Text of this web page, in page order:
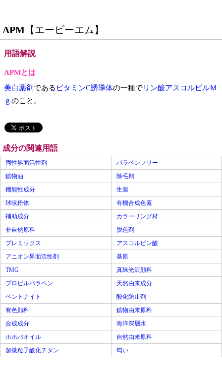
APM 【エーピーエム】
用語解説
APMとは
美白薬剤 である ビタミンC誘導体の一種でリン酸アスコルビルＭ
ｇ のこと。
成分の関連用語
両性界面活性剤
パラベンフリー
鉱物油
除毛剤
機能性成分
生薬
球状粉体
有機合成色素
補助成分
カラーリング材
非自然原料
脱色剤
プレミックス
アスコルビン酸
アニオン界面活性剤
基原
TMG
真珠光沢顔料
プロピルパラベン
天然由来成分
ベントナイト
酸化防止剤
有色顔料
鉱物由来原料
合成成分
海洋深層水
ホホバオイル
自然由来原料
超微粒子酸化チタン
匂い